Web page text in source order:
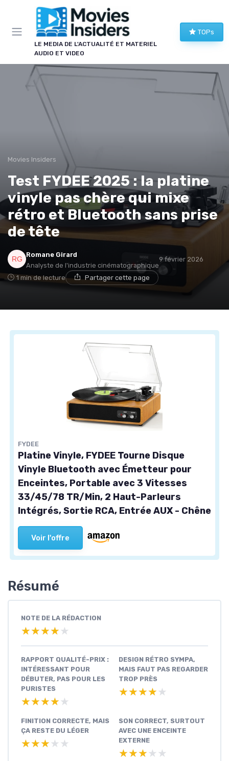
LE MEDIA DE L'ACTUALITÉ ET MATERIEL
AUDIO ET VIDEO
TOPs
Movies Insiders
Test FYDEE 2025 : la platine
vinyle pas chère qui mixe
rétro et Bluetooth sans prise
de tête
Romane Girard
Analyste de l'industrie cinématographique
9 février 2026
1 min de lecture Partager cette page
FYDEE
Platine Vinyle, FYDEE Tourne Disque
Vinyle Bluetooth avec Émetteur pour
Enceintes, Portable avec 3 Vitesses
33/45/78 TR/Min, 2 Haut-Parleurs
Intégrés, Sortie RCA, Entrée AUX - Chêne
Voir l'offre
Résumé
NOTE DE LA RÉDACTION
★★★★★
★★★★★
RAPPORT QUALITÉ-PRIX :
INTÉRESSANT POUR
DÉBUTER, PAS POUR LES
PURISTES
★★★★★
★★★★★
DESIGN RÉTRO SYMPA,
MAIS FAUT PAS REGARDER
TROP PRÈS
★★★★★
★★★★★
FINITION CORRECTE, MAIS
ÇA RESTE DU LÉGER
★★★★★
★★★★★
SON CORRECT, SURTOUT
AVEC UNE ENCEINTE
EXTERNE
★★★★★
★★★★★
Panneau de gestion des cookies